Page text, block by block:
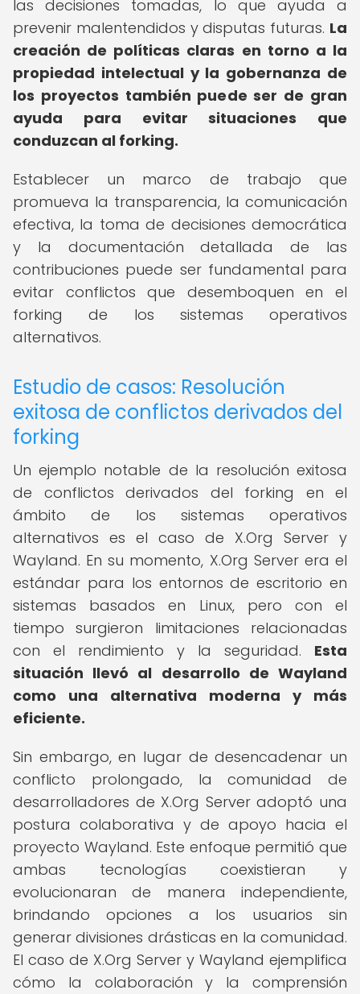
las decisiones tomadas, lo que ayuda a
prevenir malentendidos y disputas futuras. La
creación de políticas claras en torno a la
propiedad intelectual y la gobernanza de
los proyectos también puede ser de gran
ayuda para evitar situaciones que
conduzcan al forking.
Establecer un marco de trabajo que
promueva la transparencia, la comunicación
efectiva, la toma de decisiones democrática
y la documentación detallada de las
contribuciones puede ser fundamental para
evitar conflictos que desemboquen en el
forking de los sistemas operativos
alternativos.
Estudio de casos: Resolución
exitosa de conflictos derivados del
forking
Un ejemplo notable de la resolución exitosa
de conflictos derivados del forking en el
ámbito de los sistemas operativos
alternativos es el caso de X.Org Server y
Wayland. En su momento, X.Org Server era el
estándar para los entornos de escritorio en
sistemas basados en Linux, pero con el
tiempo surgieron limitaciones relacionadas
con el rendimiento y la seguridad. Esta
situación llevó al desarrollo de Wayland
como una alternativa moderna y más
eficiente.
Sin embargo, en lugar de desencadenar un
conflicto prolongado, la comunidad de
desarrolladores de X.Org Server adoptó una
postura colaborativa y de apoyo hacia el
proyecto Wayland. Este enfoque permitió que
ambas tecnologías coexistieran y
evolucionaran de manera independiente,
brindando opciones a los usuarios sin
generar divisiones drásticas en la comunidad.
El caso de X.Org Server y Wayland ejemplifica
cómo la colaboración y la comprensión